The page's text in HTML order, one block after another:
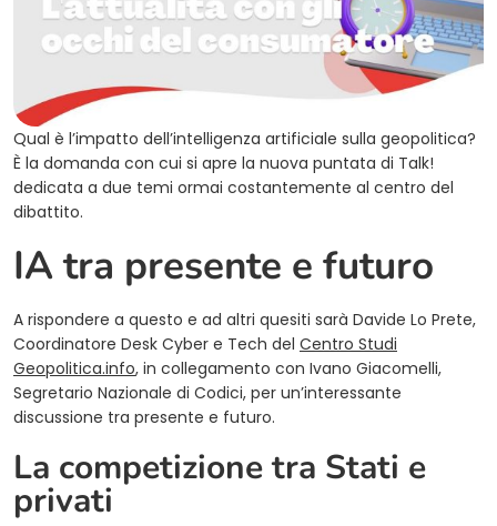
Qual è l’impatto dell’intelligenza artificiale sulla geopolitica?
È la domanda con cui si apre la nuova puntata di Talk!
dedicata a due temi ormai costantemente al centro del
dibattito.
IA tra presente e futuro
A rispondere a questo e ad altri quesiti sarà Davide Lo Prete,
Coordinatore Desk Cyber e Tech del Centro Studi
Geopolitica.info, in collegamento con Ivano Giacomelli,
Segretario Nazionale di Codici, per un’interessante
discussione tra presente e futuro.
La competizione tra Stati e
privati